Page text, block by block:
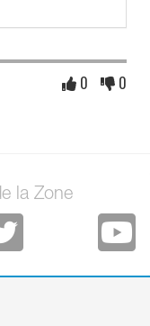
0 0
la Zone